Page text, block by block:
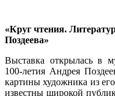
«Круг чтения.
Поздеева»
Выставка открылась в
100-летия Андрея
картины художника из
известны широкой